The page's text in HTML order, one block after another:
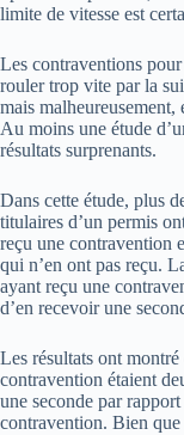
limite de vitesse est
Les contraventions
rouler trop vite par la
mais malheureusement,
Au moins une étude
résultats surprenants.
Dans cette étude, plus
titulaires d’un permis
reçu une contravention
qui n’en ont pas reçu.
ayant reçu une
d’en recevoir une
Les résultats ont
contravention étaient
une seconde par
contravention. Bien que